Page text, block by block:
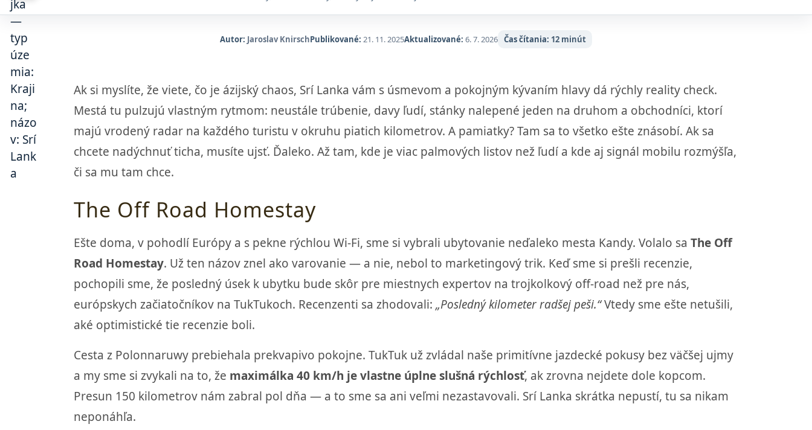
Autor: Jaroslav KnirschPublikované: 21. 11. 2025Aktualizované: 6. 7. 2026 Čas čítania: 12 minút
Ak si myslíte, že viete, čo je ázijský chaos, Srí Lanka vám s úsmevom a pokojným kývaním hlavy dá rýchly reality check.
Mestá tu pulzujú vlastným rytmom: neustále trúbenie, davy ľudí, stánky nalepené jeden na druhom a obchodníci, ktorí
majú vrodený radar na každého turistu v okruhu piatich kilometrov. A pamiatky? Tam sa to všetko ešte znásobí. Ak sa
chcete nadýchnuť ticha, musíte ujsť. Ďaleko. Až tam, kde je viac palmových listov než ľudí a kde aj signál mobilu rozmýšľa,
či sa mu tam chce.
The Off Road Homestay
Ešte doma, v pohodlí Európy a s pekne rýchlou Wi-Fi, sme si vybrali ubytovanie neďaleko mesta Kandy. Volalo sa The Off
Road Homestay. Už ten názov znel ako varovanie — a nie, nebol to marketingový trik. Keď sme si prešli recenzie,
pochopili sme, že posledný úsek k ubytku bude skôr pre miestnych expertov na trojkolkový off-road než pre nás,
európskych začiatočníkov na TukTukoch. Recenzenti sa zhodovali: „Posledný kilometer radšej peši.“Vtedy sme ešte netušili,
aké optimistické tie recenzie boli.
Cesta z Polonnaruwy prebiehala prekvapivo pokojne. TukTuk už zvládal naše primitívne jazdecké pokusy bez väčšej ujmy
a my sme si zvykali na to, že maximálka 40 km/h je vlastne úplne slušná rýchlosť, ak zrovna nejdete dole kopcom.
Presun 150 kilometrov nám zabral pol dňa — a to sme sa ani veľmi nezastavovali. Srí Lanka skrátka nepustí, tu sa nikam
neponáhľa.